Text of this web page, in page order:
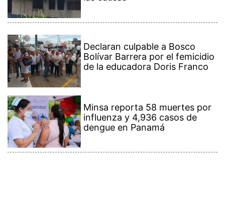
Bolívar Barrera por el femicidio
de la educadora Doris Franco
influenza y 4,936 casos de
dengue en Panamá